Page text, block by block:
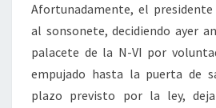
Afortunadamente, el
al sonsonete, decidiendo ayer
palacete de la N-VI por
empujado hasta la puerta de
plazo previsto por la ley,